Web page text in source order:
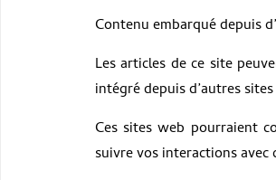
Contenu embarqué depuis
Les articles de ce site
intégré depuis d’autres
Ces sites web pourraient
suivre vos interactions avec